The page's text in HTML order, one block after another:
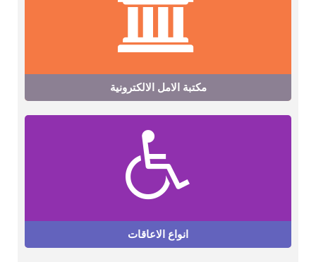
مكتبة الامل الالكترونية
انواع الاعاقات